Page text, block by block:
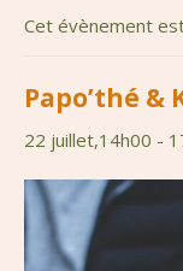
Cet évènement
Papo’thé &
22 juillet,14h00 -